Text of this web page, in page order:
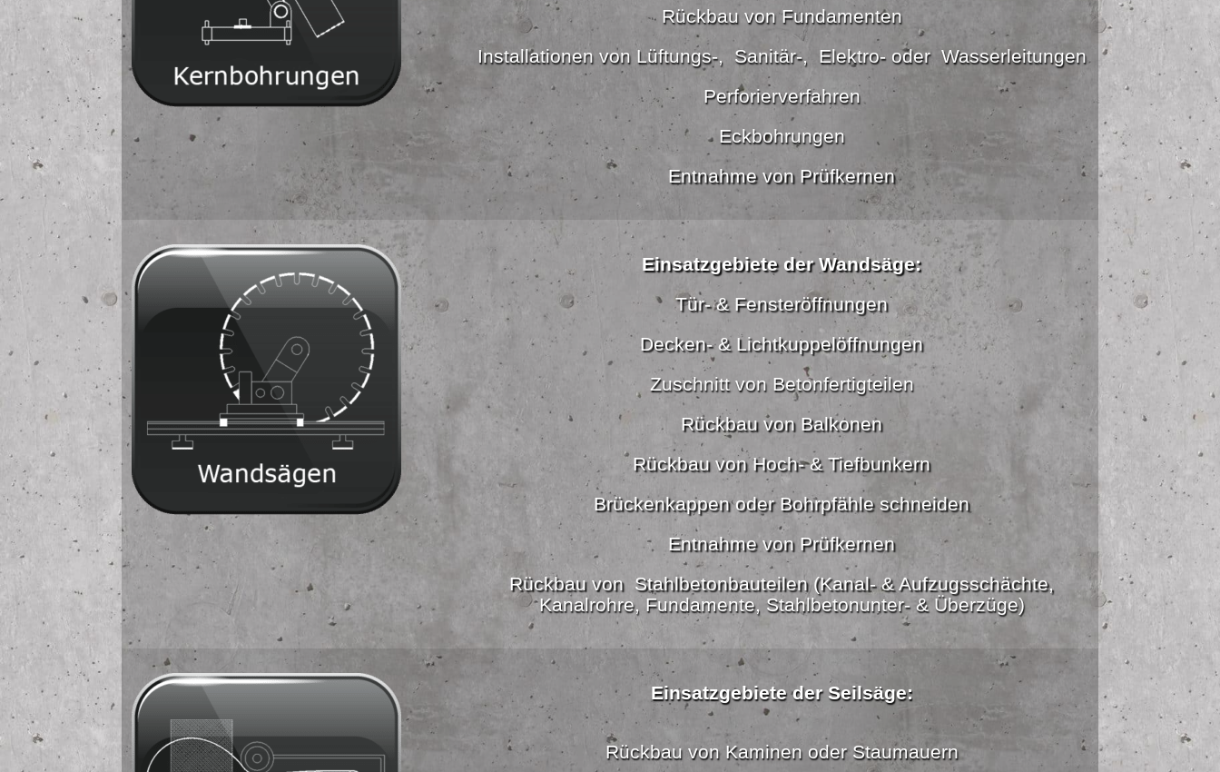
Rückbau von Fundamenten
Installationen von Lüftungs-, Sanitär-, Elektro- oder Wasserleitungen
Perforierverfahren
Eckbohrungen
Entnahme von Prüfkernen
Einsatzgebiete der Wandsäge:
Tür- & Fensteröffnungen
Decken- & Lichtkuppelöffnungen
Zuschnitt von Betonfertigteilen
Rückbau von Balkonen
Rückbau von Hoch- & Tiefbunkern
Brückenkappen oder Bohrpfähle schneiden
Entnahme von Prüfkernen
Rückbau von Stahlbetonbauteilen (Kanal- & Aufzugsschächte,
Kanalrohre, Fundamente, Stahlbetonunter- & Überzüge)
Einsatzgebiete der Seilsäge:
Rückbau von Kaminen oder Staumauern